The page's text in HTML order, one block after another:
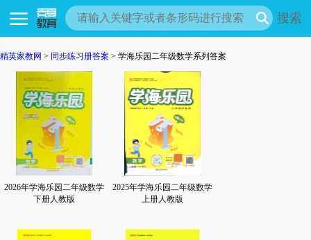
搜索
精英家教网 > 同步练习册答案 > 学海乐园二年级数学系列答案
2026年学海乐园二年级数学
下册人教版
2025年学海乐园二年级数学
上册人教版